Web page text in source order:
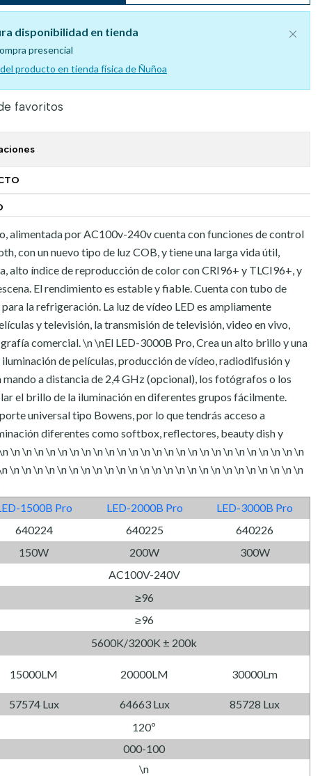
disponibilidad en tienda
presencial
producto en tienda física de Ñuñoa
favoritos
alimentada por AC100v-240v cuenta con funciones de control
con un nuevo tipo de luz COB, y tiene una larga vida útil,
alto índice de reproducción de color con CRI96+ y TLCI96+, y
El rendimiento es estable y fiable. Cuenta con tubo de
la refrigeración. La luz de vídeo LED es ampliamente
y televisión, la transmisión de televisión, video en vivo,
comercial. \n \nEl LED-3000B Pro, Crea un alto brillo y una
de películas, producción de vídeo, radiodifusión y
a distancia de 2,4 GHz (opcional), los fotógrafos o los
el brillo de la iluminación en diferentes grupos fácilmente.
universal tipo Bowens, por lo que tendrás acceso a
diferentes como softbox, reflectores, beauty dish y
\n \n \n \n \n \n \n \n \n \n \n \n \n \n \n \n \n \n \n \n \n \n \n \n \n
\n \n \n \n \n \n \n \n \n \n \n \n \n \n \n \n \n \n \n \n \n \n \n \n \n
1500B Pro LED-2000B Pro
LED-3000B Pro
640224 640225
640226
150W 200W
300W
AC100V-240V
≥96
≥96
5600K/3200K ± 200k
15000LM 20000LM 30000Lm
57574 Lux 64663 Lux
85728 Lux
120º
000-100
\n